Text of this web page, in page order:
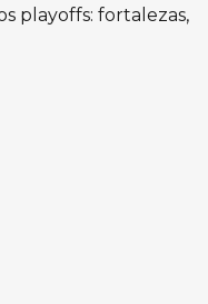
playoffs: fortalezas,